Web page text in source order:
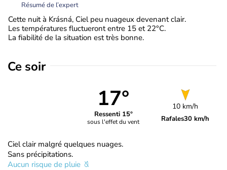
Résumé de l’expert
Cette nuit à Krásná, Ciel peu nuageux devenant clair.
Les températures fluctueront entre 15 et 22°C.
La fiabilité de la situation est très bonne.
Ce soir
17°
Ressenti 15°
sous l'effet du vent
10 km/h
Rafales30 km/h
Ciel clair malgré quelques nuages.
Sans précipitations.
Aucun risque de pluie